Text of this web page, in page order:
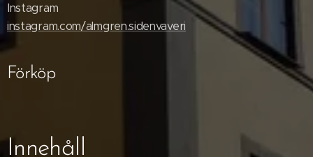
Instagram
instagram.com/almgren.sidenvaveri
Förköp
Innehåll